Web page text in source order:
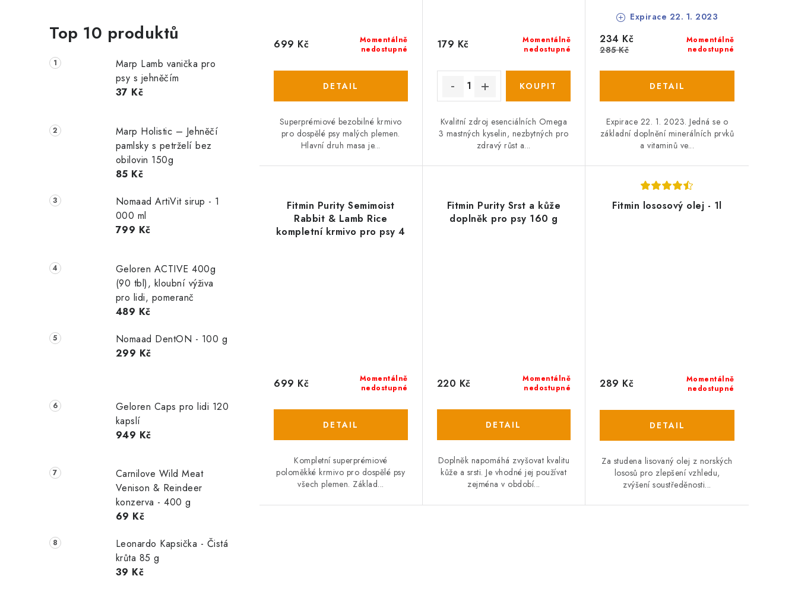
Top 10 produktů
Marp Lamb vanička pro
psy s jehněčím
37 Kč
Marp Holistic – Jehněčí
pamlsky s petrželí bez
obilovin 150g
85 Kč
Nomaad ArtiVit sirup - 1
000 ml
799 Kč
Geloren ACTIVE 400g
(90 tbl), kloubní výživa
pro lidi, pomeranč
489 Kč
Nomaad DentON - 100 g
299 Kč
Geloren Caps pro lidi 120
kapslí
949 Kč
Carnilove Wild Meat
Venison & Reindeer
konzerva - 400 g
69 Kč
Leonardo Kapsička - Čistá
krůta 85 g
39 Kč
Momentálně
nedostupné
699 Kč
Superprémiové bezobilné krmivo
pro dospělé psy malých plemen.
Hlavní druh masa je...
Momentálně
nedostupné
179 Kč
Kvalitní zdroj esenciálních Omega
3 mastných kyselin, nezbytných pro
zdravý růst a...
Expirace 22. 1. 2023
Momentálně
nedostupné
234 Kč
285 Kč
Expirace 22. 1. 2023. Jedná se o
základní doplnění minerálních prvků
a vitaminů ve...
Fitmin Purity Semimoist
Rabbit & Lamb Rice
kompletní krmivo pro psy 4
Momentálně
nedostupné
699 Kč
Kompletní superprémiové
poloměkké krmivo pro dospělé psy
všech plemen. Základ...
Fitmin Purity Srst a kůže
doplněk pro psy 160 g
Momentálně
nedostupné
220 Kč
Doplněk napomáhá zvyšovat kvalitu
kůže a srsti. Je vhodné jej používat
zejména v období...
Fitmin lososový olej - 1l
Momentálně
nedostupné
289 Kč
Za studena lisovaný olej z norských
lososů pro zlepšení vzhledu,
zvýšení soustředěnosti...